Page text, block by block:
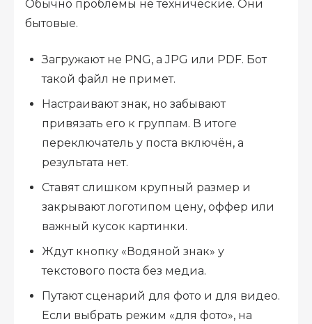
Обычно проблемы не технические. Они
бытовые.
Загружают не PNG, а JPG или PDF. Бот
такой файл не примет.
Настраивают знак, но забывают
привязать его к группам. В итоге
переключатель у поста включён, а
результата нет.
Ставят слишком крупный размер и
закрывают логотипом цену, оффер или
важный кусок картинки.
Ждут кнопку «Водяной знак» у
текстового поста без медиа.
Путают сценарий для фото и для видео.
Если выбрать режим «для фото», на